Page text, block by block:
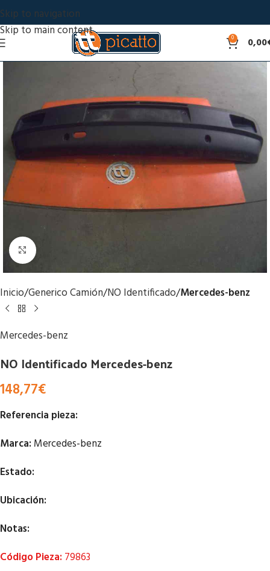
Skip to navigation
Skip to main content
0 0,00
Click to enlarge
Inicio Generico Camión NO Identificado Mercedes-benz
Mercedes-benz
NO Identificado Mercedes-benz
148,77€
Referencia pieza:
Marca: Mercedes-benz
Estado:
Ubicación:
Notas:
Código Pieza: 79863